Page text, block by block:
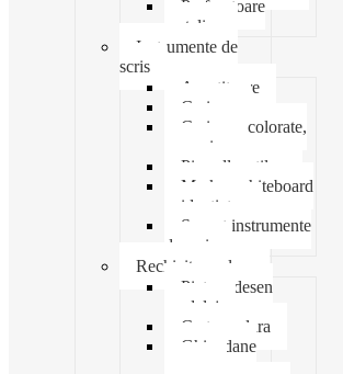
Perforatoare
metalice
Instrumente de
scris
Ascutitoare
Carioca
Creioane colorate,
mecanice
Pix roller stilou
Marker whiteboard
evidentiator
Suport instrumente
de scris
Rechizite scolare
Pictura desen
modelaj
Creta scolara
Ghiozdane